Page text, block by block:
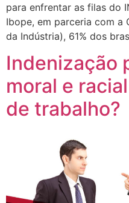
para enfrentar as filas do
Ibope, em parceria com a
da Indústria), 61% dos
Indenização
moral e
de trabalho?